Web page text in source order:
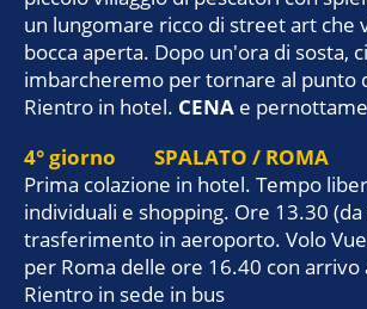
un lungomare ricco di street art che
bocca aperta. Dopo un'ora di sosta, ci
imbarcheremo per tornare al punto
Rientro in hotel. CENA e
4° giorno SPALATO / ROMA
Prima colazione in hotel. Tempo
individuali e shopping. Ore 13.30
trasferimento in aeroporto. Volo
per Roma delle ore 16.40 con arrivo
Rientro in sede in bus